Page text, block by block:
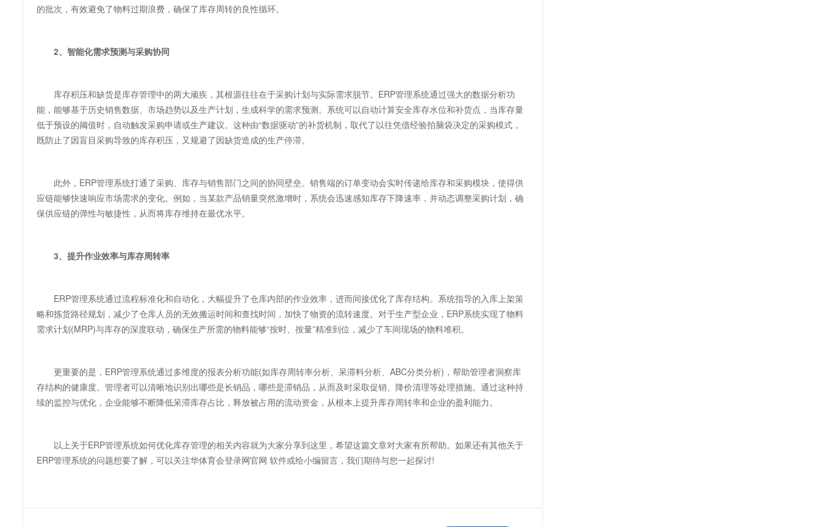
的批次，有效避免了物料过期浪费，确保了库存周转的良性循环。
2、智能化需求预测与采购协同
库存积压和缺货是库存管理中的两大顽疾，其根源往往在于采购计划与实际需求脱节。ERP管理系统通过强大的数据分析功
能，能够基于历史销售数据、市场趋势以及生产计划，生成科学的需求预测。系统可以自动计算安全库存水位和补货点，当库存量
低于预设的阈值时，自动触发采购申请或生产建议。这种由“数据驱动”的补货机制，取代了以往凭借经验拍脑袋决定的采购模式，
既防止了因盲目采购导致的库存积压，又规避了因缺货造成的生产停滞。
此外，ERP管理系统打通了采购、库存与销售部门之间的协同壁垒。销售端的订单变动会实时传递给库存和采购模块，使得供
应链能够快速响应市场需求的变化。例如，当某款产品销量突然激增时，系统会迅速感知库存下降速率，并动态调整采购计划，确
保供应链的弹性与敏捷性，从而将库存维持在最优水平。
3、提升作业效率与库存周转率
ERP管理系统通过流程标准化和自动化，大幅提升了仓库内部的作业效率，进而间接优化了库存结构。系统指导的入库上架策
略和拣货路径规划，减少了仓库人员的无效搬运时间和查找时间，加快了物资的流转速度。对于生产型企业，ERP系统实现了物料
需求计划(MRP)与库存的深度联动，确保生产所需的物料能够“按时、按量”精准到位，减少了车间现场的物料堆积。
更重要的是，ERP管理系统通过多维度的报表分析功能(如库存周转率分析、呆滞料分析、ABC分类分析)，帮助管理者洞察库
存结构的健康度。管理者可以清晰地识别出哪些是长销品，哪些是滞销品，从而及时采取促销、降价清理等处理措施。通过这种持
续的监控与优化，企业能够不断降低呆滞库存占比，释放被占用的流动资金，从根本上提升库存周转率和企业的盈利能力。
以上关于ERP管理系统如何优化库存管理的相关内容就为大家分享到这里，希望这篇文章对大家有所帮助。如果还有其他关于
ERP管理系统的问题想要了解，可以关注华体育会登录网官网 软件或给小编留言，我们期待与您一起探讨!